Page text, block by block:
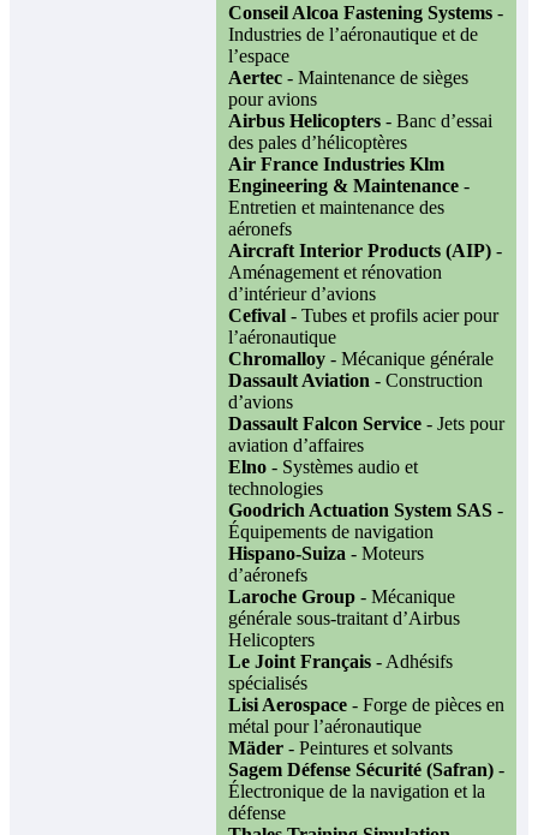
Conseil Alcoa Fastening Systems -
Industries de l’aéronautique et de
l’espace
Aertec - Maintenance de sièges
pour avions
Airbus Helicopters - Banc d’essai
des pales d’hélicoptères
Air France Industries Klm
Engineering & Maintenance -
Entretien et maintenance des
aéronefs
Aircraft Interior Products (AIP) -
Aménagement et rénovation
d’intérieur d’avions
Cefival - Tubes et profils acier pour
l’aéronautique
Chromalloy - Mécanique générale
Dassault Aviation - Construction
d’avions
Dassault Falcon Service - Jets pour
aviation d’affaires
Elno - Systèmes audio et
technologies
Goodrich Actuation System SAS -
Équipements de navigation
Hispano-Suiza - Moteurs
d’aéronefs
Laroche Group - Mécanique
générale sous-traitant d’Airbus
Helicopters
Le Joint Français - Adhésifs
spécialisés
Lisi Aerospace - Forge de pièces en
métal pour l’aéronautique
Mäder - Peintures et solvants
Sagem Défense Sécurité (Safran) -
Électronique de la navigation et la
défense